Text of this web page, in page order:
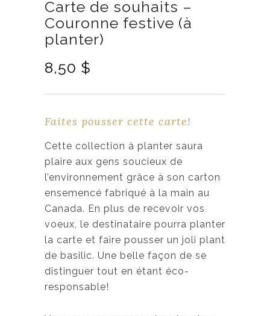
Carte de souhaits –
Couronne festive (à
planter)
8,50 $
Faites pousser cette carte!
Cette collection à planter saura
plaire aux gens soucieux de
l’environnement grâce à son carton
ensemencé fabriqué à la main au
Canada. En plus de recevoir vos
voeux, le destinataire pourra planter
la carte et faire pousser un joli plant
de basilic. Une belle façon de se
distinguer tout en étant éco-
responsable!